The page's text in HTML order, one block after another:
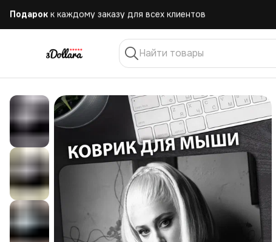
Бесплатная доставка при заказе от 10.000 руб.